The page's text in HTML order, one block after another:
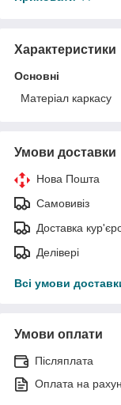
Характеристики
Основні
Матеріал каркасу
Умови доставки
Нова Пошта
Самовивіз
Доставка
Делівері
Всі умови
Умови оплати
Післяплата
Оплата на